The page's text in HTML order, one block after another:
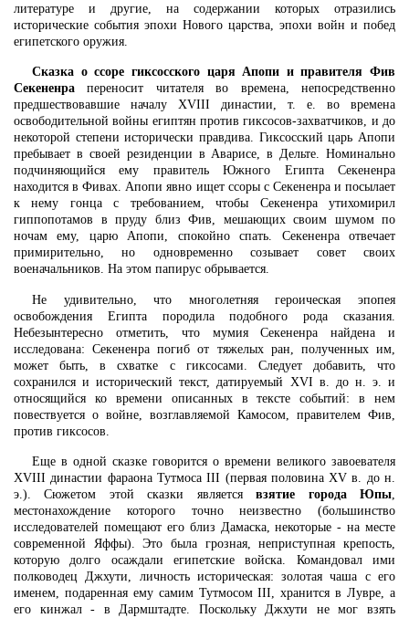
литературе и другие, на содержании которых отразились
исторические события эпохи Нового царства, эпохи войн и побед
египетского оружия.
Сказка о ссоре гиксосского царя Апопи и правителя Фив
Секененра переносит читателя во времена, непосредственно
предшествовавшие началу XVIII династии, т. е. во времена
освободительной войны египтян против гиксосов-захватчиков, и до
некоторой степени исторически правдива. Гиксосский царь Апопи
пребывает в своей резиденции в Аварисе, в Дельте. Номинально
подчиняющийся ему правитель Южного Египта Секененра
находится в Фивах. Апопи явно ищет ссоры с Секененра и посылает
к нему гонца с требованием, чтобы Секененра утихомирил
гиппопотамов в пруду близ Фив, мешающих своим шумом по
ночам ему, царю Апопи, спокойно спать. Секененра отвечает
примирительно, но одновременно созывает совет своих
военачальников. На этом папирус обрывается.
Не удивительно, что многолетняя героическая эпопея
освобождения Египта породила подобного рода сказания.
Небезынтересно отметить, что мумия Секененра найдена и
исследована: Секененра погиб от тяжелых ран, полученных им,
может быть, в схватке с гиксосами. Следует добавить, что
сохранился и исторический текст, датируемый XVI в. до н. э. и
относящийся ко времени описанных в тексте событий: в нем
повествуется о войне, возглавляемой Камосом, правителем Фив,
против гиксосов.
Еще в одной сказке говорится о времени великого завоевателя
XVIII династии фараона Тутмоса III (первая половина XV в. до н.
э.). Сюжетом этой сказки являетсявзятие города Юпы,
местонахождение которого точно неизвестно (большинство
исследователей помещают его близ Дамаска, некоторые - на месте
современной Яффы). Это была грозная, неприступная крепость,
которую долго осаждали египетские войска. Командовал ими
полководец Джхути, личность историческая: золотая чаша с его
именем, подаренная ему самим Тутмосом III, хранится в Лувре, а
его кинжал - в Дармштадте. Поскольку Джхути не мог взять